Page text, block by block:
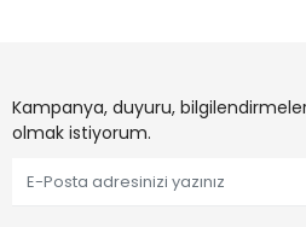
Kampanya, duyuru,
olmak istiyorum.